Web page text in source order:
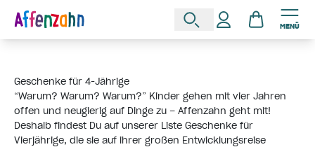
MENÜ
Geschenke für 4-Jährige
“Warum? Warum? Warum?” Kinder gehen mit vier Jahren
offen und neugierig auf Dinge zu – Affenzahn geht mit!
Deshalb findest Du auf unserer Liste Geschenke für
Vierjährige, die sie auf ihrer großen Entwicklungsreise